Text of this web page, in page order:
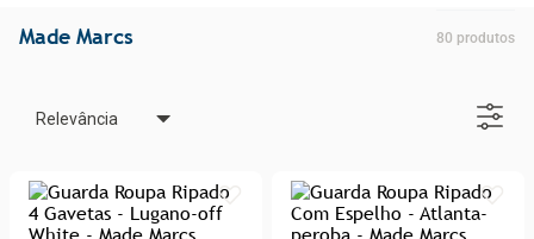
Made Marcs 80 produtos
Relevância